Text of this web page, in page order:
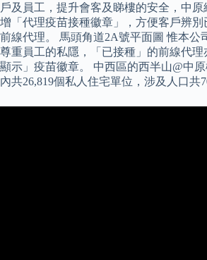
戶及員工，提升會客及睇樓的安全，中原
增「代理疫苗接種徽章」，方便客戶辨別
前線代理。 馬頭角道2A號平面圖 惟本公
尊重員工的私隱，「已接種」的前線代理
顯示」疫苗徽章。 中西區的西半山@中
內共26,819個私人住宅單位，涉及人口共